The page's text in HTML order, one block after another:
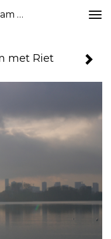
Jolanda Setz - Skyline Rotterdam Met Riet
met Riet